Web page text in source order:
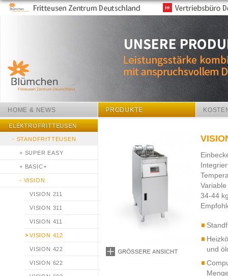
HOME & NEWS PRODUKTE
ELEKTROFRITTEUSEN
- STANDFRITTEUSEN
+ SUPER EASY
+ BASIC+
- VISION
VISION 211
VISION 311
VISION 411
VISION 412
VISION 422
VISION 622
34-44
und